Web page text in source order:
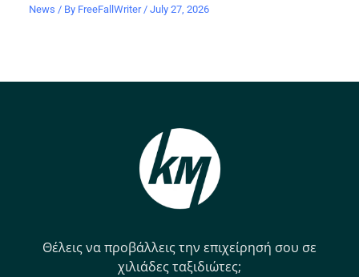
News / By FreeFallWriter/July 27, 2026
Θέλεις να προβάλλεις την επιχείρησή σου σε
χιλιάδες ταξιδιώτες;